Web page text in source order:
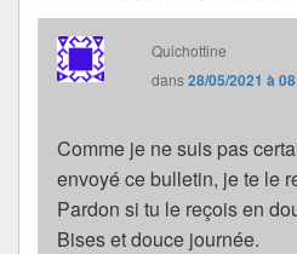
Quichottine
dans28/05/2021 à
Comme je ne suis pas
envoyé ce bulletin, je te le
Pardon si tu le reçois en
Bises et douce journée.